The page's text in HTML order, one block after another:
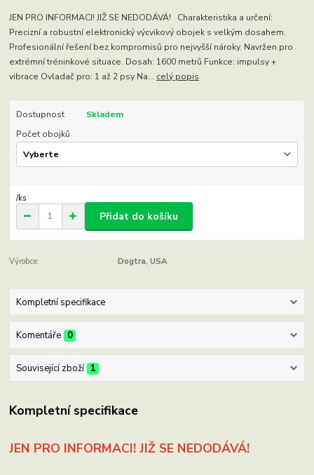
JEN PRO INFORMACI! JIŽ SE NEDODÁVÁ! Charakteristika a určení:
Precizní a robustní elektronický výcvikový obojek s velkým dosahem.
Profesionální řešení bez kompromisů pro nejvyšší nároky. Navržen pro
extrémní tréninkové situace. Dosah: 1600 metrů Funkce: impulsy +
vibrace Ovladač pro: 1 až 2 psy Na... celý popis
Dostupnost
Skladem
Počet obojků
/ks
Přidat do košíku
Výrobce: Dogtra, USA
Kompletní specifikace
Komentáře 0
Související zboží 1
Kompletní specifikace
JEN PRO INFORMACI! JIŽ SE NEDODÁVÁ!